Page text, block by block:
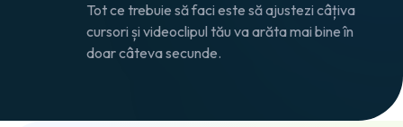
Tot ce trebuie să faci este să ajustezi câțiva
cursori și videoclipul tău va arăta mai bine în
doar câteva secunde.